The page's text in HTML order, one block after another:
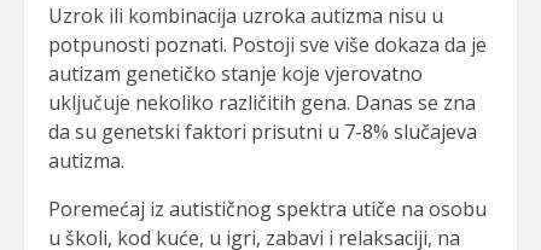
Uzrok ili kombinacija uzroka autizma nisu u
potpunosti poznati. Postoji sve više dokaza da je
autizam genetičko stanje koje vjerovatno
uključuje nekoliko različitih gena. Danas se zna
da su genetski faktori prisutni u 7-8% slučajeva
autizma.
Poremećaj iz autističnog spektra utiče na osobu
u školi, kod kuće, u igri, zabavi i relaksaciji, na